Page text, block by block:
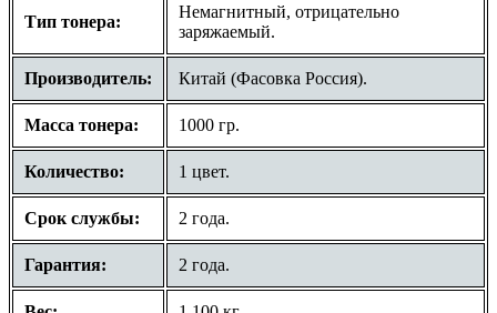
Тип тонера:
Немагнитный, отрицательно
заряжаемый.
Производитель: Китай (Фасовка Россия).
Масса тонера: 1000 гр.
Количество: 1 цвет.
Срок службы: 2 года.
Гарантия: 2 года.